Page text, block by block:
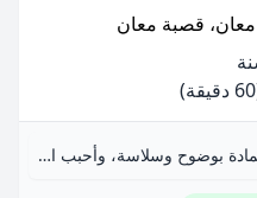
معان، قصبة معان
مدرسة لغة عربية متمكنة، أشرح المادة بوضوح وسلاسة، وأحبب الطلاب فيها.